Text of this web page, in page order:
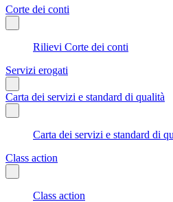
Corte dei conti
Rilievi Corte dei conti
Servizi erogati
Carta dei servizi e standard di qualità
Carta dei servizi e standard di
Class action
Class action